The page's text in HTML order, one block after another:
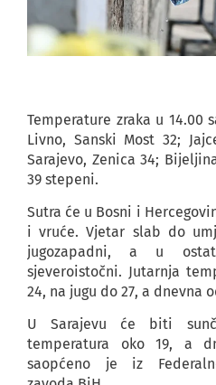
Temperature zraka u 14.00
Livno, Sanski Most 32;
Sarajevo, Zenica 34;
39 stepeni.
Sutra će u Bosni i
i vruće. Vjetar slab do
jugozapadni, a u
sjeveroistočni. Jutarnja
24, na jugu do 27, a dnevna
U Sarajevu će biti
temperatura oko 19, a
saopćeno je iz